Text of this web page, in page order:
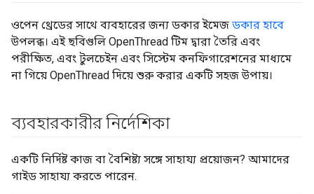
ওপেন থ্রেডের সাথে ব্যবহারের জন্য ডকার ইমেজ ডকার হাবে
উপলব্ধ। এই ছবিগুলি OpenThread টিম দ্বারা তৈরি এবং
পরীক্ষিত, এবং টুলচেইন এবং সিস্টেম কনফিগারেশনের মাধ্যমে
না গিয়ে OpenThread দিয়ে শুরু করার একটি সহজ উপায়।
ব্যবহারকারীর নির্দেশিকা
একটি নির্দিষ্ট কাজ বা বৈশিষ্ট্য সঙ্গে সাহায্য প্রয়োজন? আমাদের
গাইড সাহায্য করতে পারেন.